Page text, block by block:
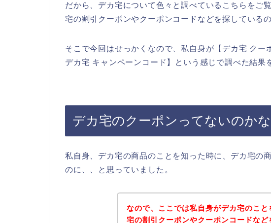
だから、デカ宅について色々と調べているこちらをご
宅の割引クーポンやクーポンコードなどを探している
そこで今回はせっかくなので、私自身が【デカ宅 クー
デカ宅 キャンペーンコード】という感じで調べた結果
デカ宅のクーポンってないのか
私自身、デカ宅の商品のことを知った時に、デカ宅の
のに、、と思っていました。
なので、ここでは私自身がデカ宅のこ
宅の割引クーポンやクーポンコードな